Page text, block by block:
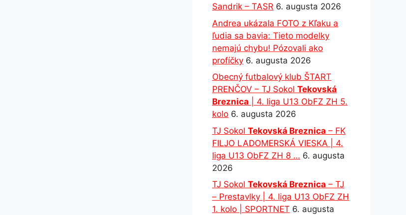
Sandrik – TASR 6. augusta 2026
Andrea ukázala FOTO z Kľaku a
ľudia sa bavia: Tieto modelky
nemajú chybu! Pózovali ako
profíčky 6. augusta 2026
Obecný futbalový klub ŠTART
PRENČOV – TJ Sokol Tekovská
Breznica | 4. liga U13 ObFZ ZH 5.
kolo 6. augusta 2026
TJ Sokol Tekovská Breznica – FK
FILJO LADOMERSKÁ VIESKA | 4.
liga U13 ObFZ ZH 8 … 6. augusta
2026
TJ Sokol Tekovská Breznica – TJ
– Prestavlky | 4. liga U13 ObFZ ZH
1. kolo | SPORTNET 6. augusta